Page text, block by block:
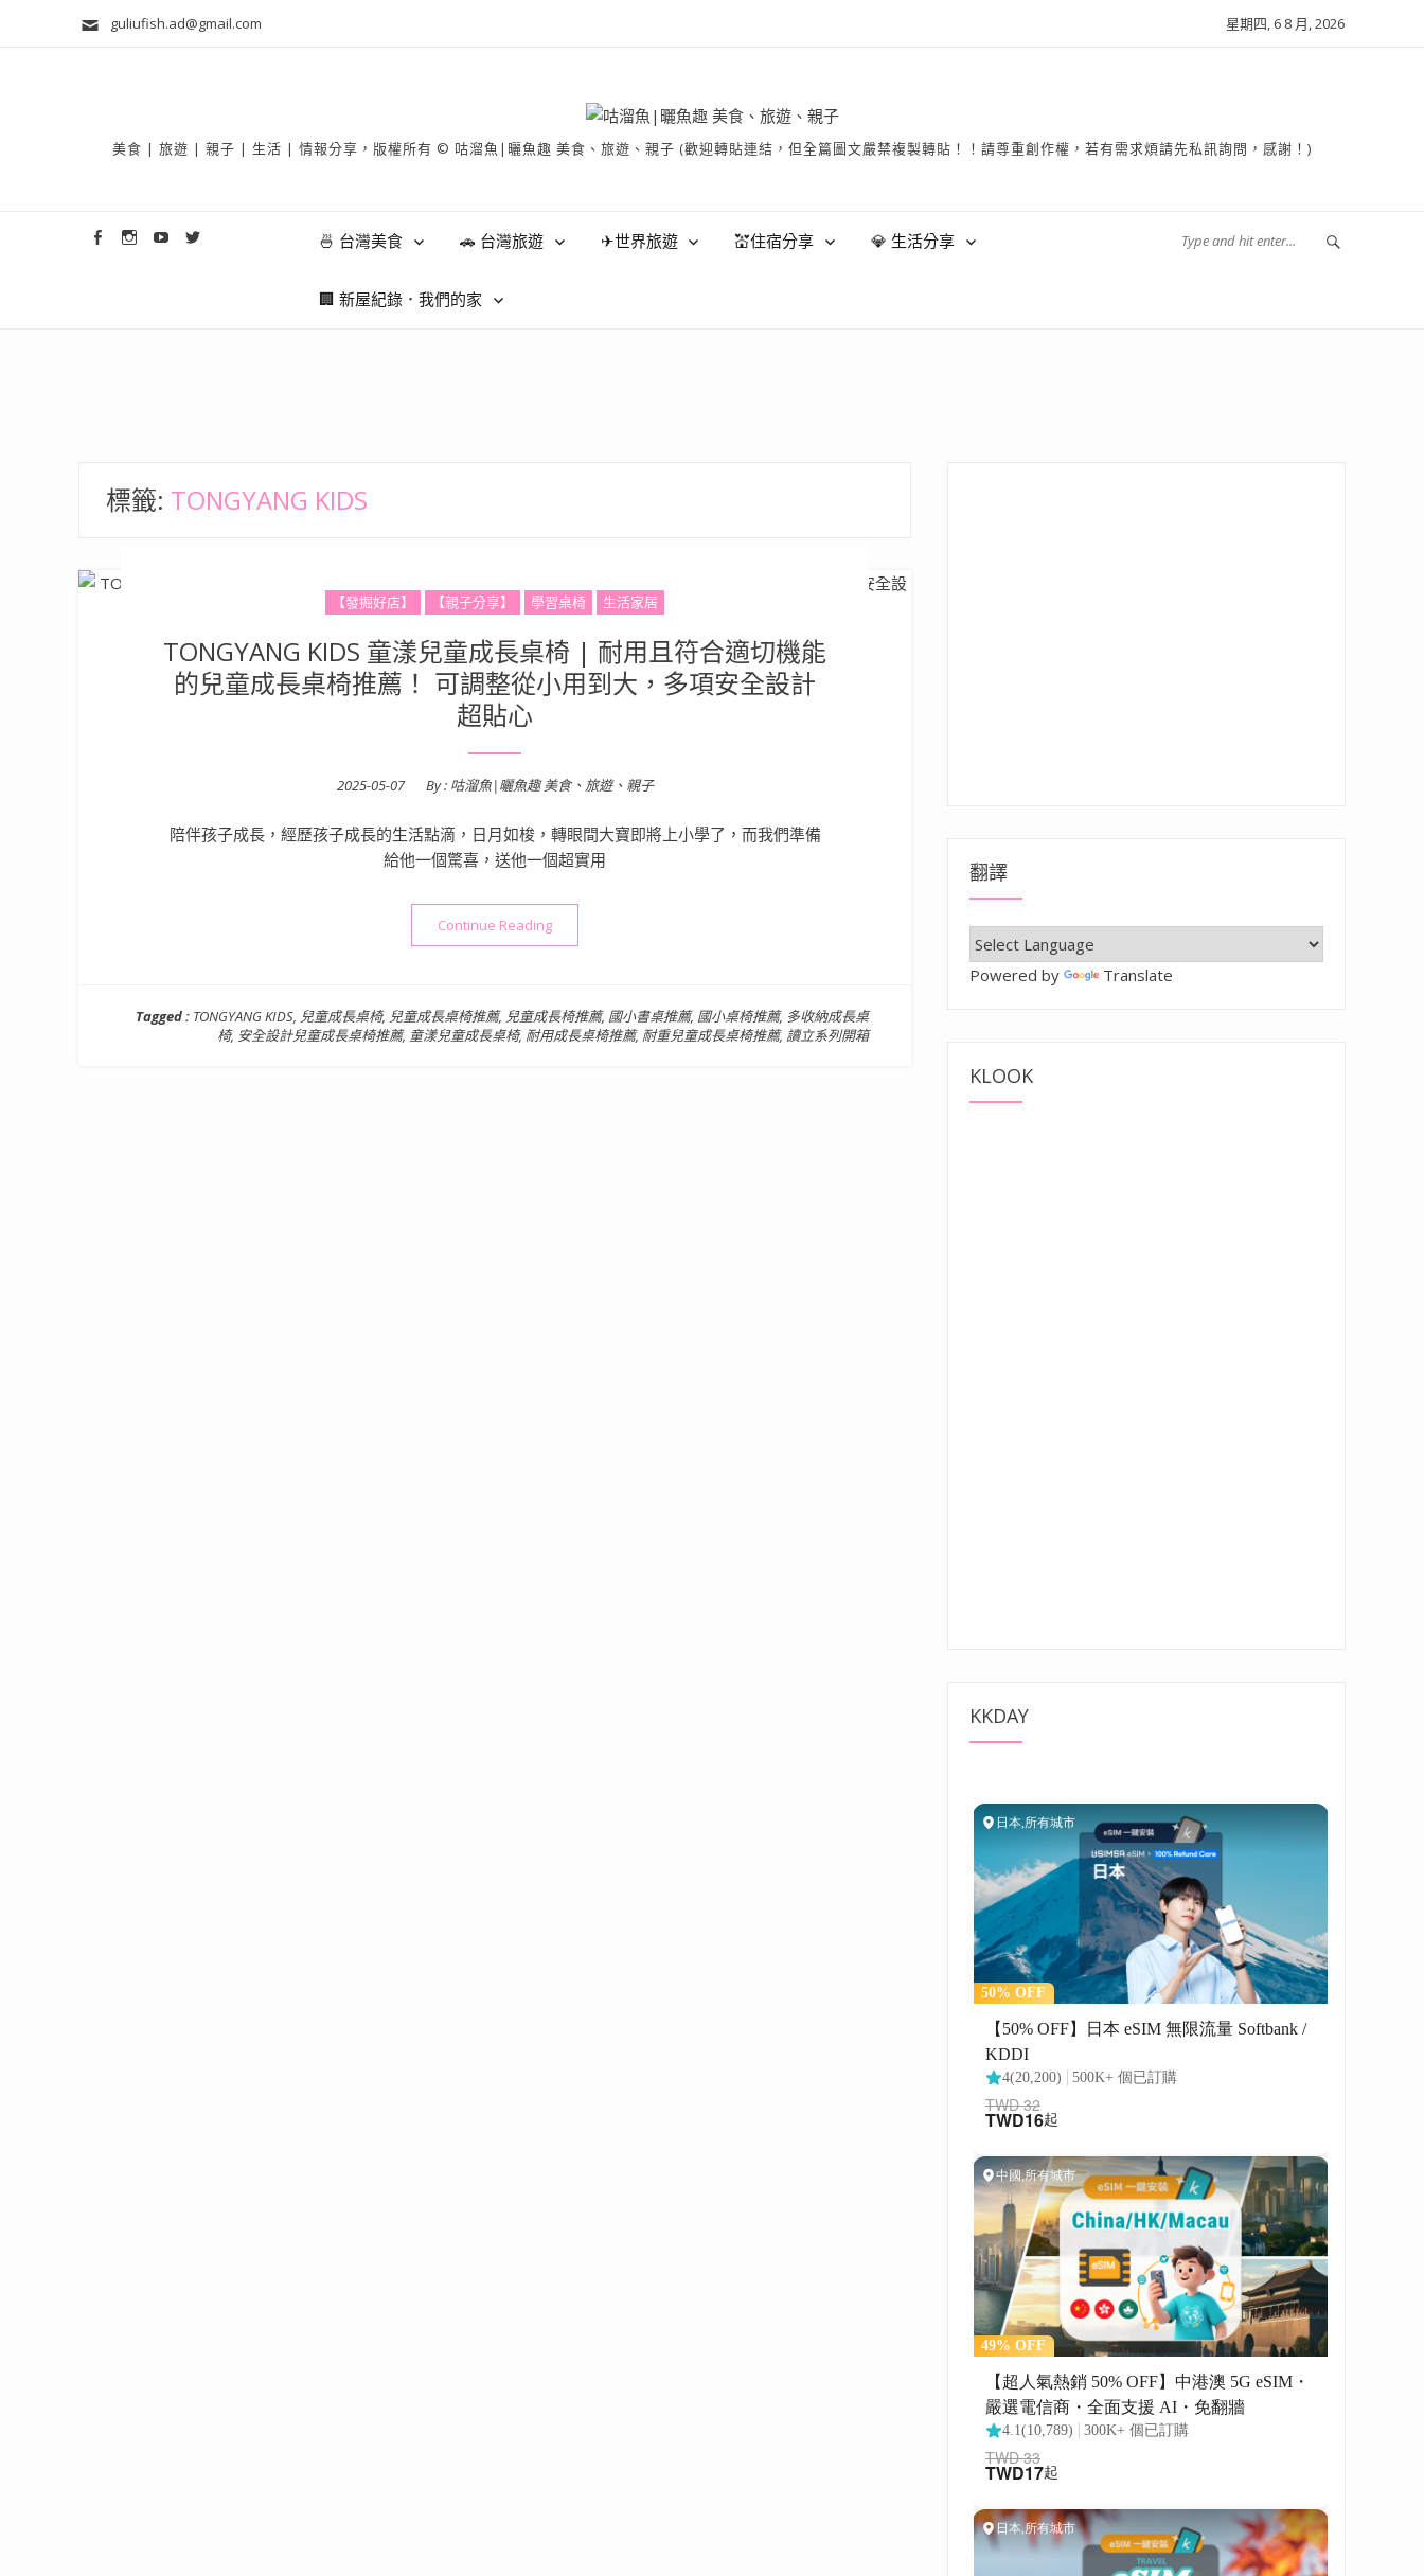
guliufish.ad@gmail.com 星期四, 6 8 月, 2026
美食 | 旅遊 | 親子 | 生活 | 情報分享，版權所有 © 咕溜魚|曬魚趣 美食、旅遊、親子 (歡迎轉貼連結，但全篇圖文嚴禁複製轉貼！！請尊重創作權，若有需求煩請先私訊詢問，感謝！)
🍜 台灣美食 🚗 台灣旅遊 ✈世界旅遊 💒住宿分享 💎 生活分享
🏢 新屋紀錄．我們的家
標籤: TONGYANG KIDS
【發掘好店】 【親子分享】 學習桌椅 生活家居
TONGYANG KIDS 童漾兒童成長桌椅 | 耐用且符合適切機能
的兒童成長桌椅推薦！ 可調整從小用到大，多項安全設計
超貼心
Posted
2025-05-07 By : 咕溜魚|曬魚趣 美食、旅遊、親子
陪伴孩子成長，經歷孩子成長的生活點滴，日月如梭，轉眼間大寶即將上小學了，而我們準備
給他一個驚喜，送他一個超實用
Continue Reading“TONGYANG KIDS 童漾兒童成長桌椅 | 耐用且符合適切機能的兒童成長桌椅推薦！ 可調整從小用到大，多項安全設計超貼心”
Tagged : TONGYANG KIDS, 兒童成長桌椅, 兒童成長桌椅推薦, 兒童成長椅推薦, 國小書桌推薦, 國小桌椅推薦, 多收納成長桌
椅, 安全設計兒童成長桌椅推薦, 童漾兒童成長桌椅, 耐用成長桌椅推薦, 耐重兒童成長桌椅推薦, 讀立系列開箱
翻譯
Powered by Translate
KLOOK
KKDAY